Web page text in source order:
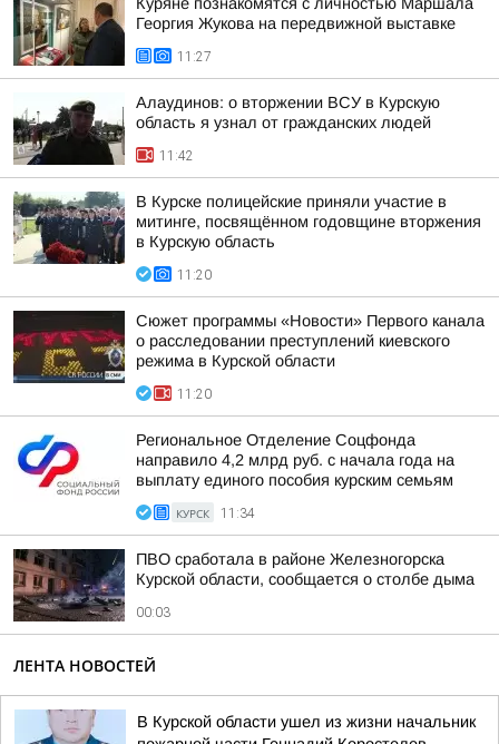
Георгия Жукова на передвижной выставке
11:27
Алаудинов: о вторжении ВСУ в Курскую
область я узнал от гражданских людей
11:42
В Курске полицейские приняли участие в
митинге, посвящённом годовщине вторжения
в Курскую область
11:20
Сюжет программы «Новости» Первого канала
о расследовании преступлений киевского
режима в Курской области
11:20
Региональное Отделение Соцфонда
направило 4,2 млрд руб. с начала года на
выплату единого пособия курским семьям
КУРСК 11:34
ПВО сработала в районе Железногорска
Курской области, сообщается о столбе дыма
00:03
ЛЕНТА НОВОСТЕЙ
В Курской области ушел из жизни начальник